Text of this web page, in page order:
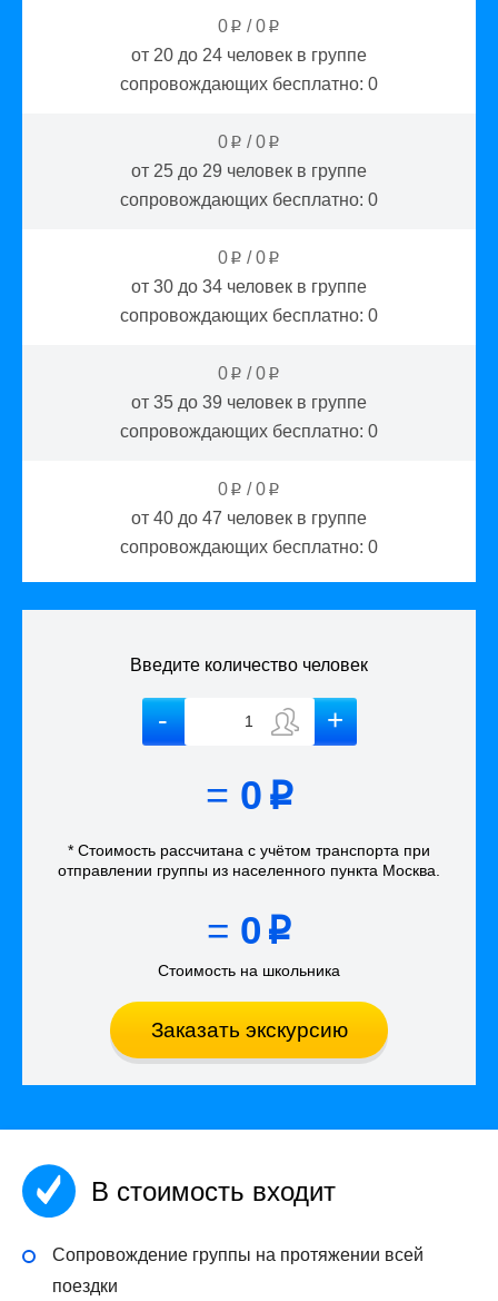
0 p /0 p
от 20 до 24 человек в группе
сопровождающих бесплатно: 0
0 p /0 p
от 25 до 29 человек в группе
сопровождающих бесплатно: 0
0 p /0 p
от 30 до 34 человек в группе
сопровождающих бесплатно: 0
0 p /0 p
от 35 до 39 человек в группе
сопровождающих бесплатно: 0
0 p /0 p
от 40 до 47 человек в группе
сопровождающих бесплатно: 0
Введите количество человек
= 0 p
* Стоимость рассчитана с учётом транспорта при
отправлении группы из населенного пункта Москва
= 0 p
Стоимость на школьника
Заказать экскурсию
В стоимость входит
Сопровождение группы на протяжении всей
поездки